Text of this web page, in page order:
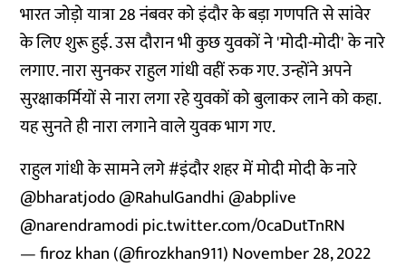
भारत जोड़ो यात्रा 28 नंबवर को इंदौर के बड़ा गणपति से सांवेर
के लिए शुरू हुई. उस दौरान भी कुछ युवकों ने 'मोदी-मोदी' के नारे
लगाए. नारा सुनकर राहुल गांधी वहीं रुक गए. उन्होंने अपने
सुरक्षाकर्मियों से नारा लगा रहे युवकों को बुलाकर लाने को कहा.
यह सुनते ही नारा लगाने वाले युवक भाग गए.
राहुल गांधी के सामने लगे#इंदौरशहर में मोदी मोदी के नारे
@bharatjodo@RahulGandhi@abplive
@narendramodipic.twitter.com/0caDutTnRN
— firoz khan (@firozkhan911)November 28, 2022